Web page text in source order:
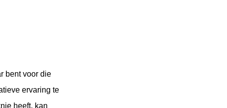
bent voor die
ervaring te
heeft, kan